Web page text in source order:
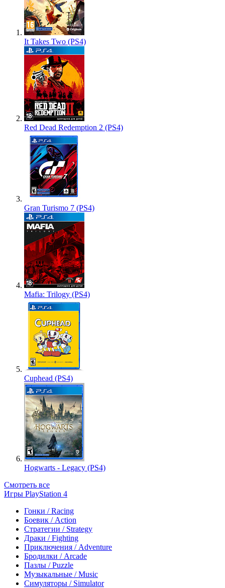
It Takes Two (PS4)
Red Dead Redemption 2 (PS4)
Gran Turismo 7 (PS4)
Mafia: Trilogy (PS4)
Cuphead (PS4)
Hogwarts - Legacy (PS4)
Смотреть все
Игры PlayStation 4
Гонки / Racing
Боевик / Action
Стратегии / Strategy
Драки / Fighting
Приключения / Adventure
Бродилки / Arcade
Пазлы / Puzzle
Музыкальные / Music
Симуляторы / Simulator